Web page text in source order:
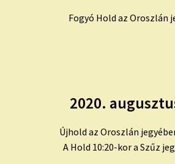
Fogyó Hold az Oroszlán
2020.
Újhold az Oroszlán
A Hold 10:20-kor a Szűz